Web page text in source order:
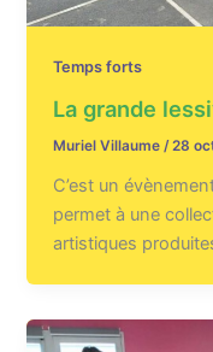
Temps forts
La grande
Muriel Villaume/28
C’est un
permet à une
artistiques